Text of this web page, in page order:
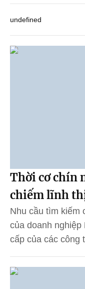
undefined
Thời cơ chín
chiếm lĩnh
Nhu cầu tìm kiếm
của doanh
cấp của các công